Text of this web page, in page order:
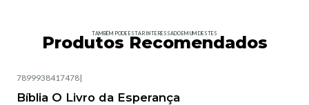
TAMBÉM PODE ESTAR INTERESSADO EM UM DESTES
Produtos Recomendados
7899938417478|
Bíblia O Livro da Esperança